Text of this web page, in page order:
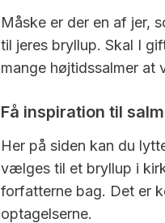
Måske er der en af jer,
til jeres bryllup. Skal I
mange højtidssalmer at
Få inspiration til
Her på siden kan du
vælges til et bryllup i
forfatterne bag. Det er
optagelserne.